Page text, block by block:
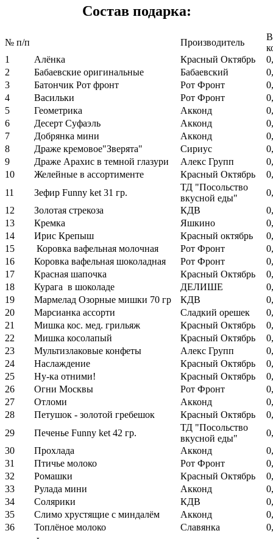
Состав подарка:
№ п/п Производитель
1
Алёнка Красный Октябрь
2
Бабаевские оригинальные Бабаевский
3
Батончик Рот фронт Рот Фронт
4
Васильки Рот Фронт
5
Геометрика Акконд
6
Десерт Суфаэль Акконд
7
Добрянка мини Акконд
8
Драже кремовое"Зверята" Сириус
9
Драже Арахис в темной глазури Алекс Групп
10
Желейные в ассортименте Красный Октябрь
11
Зефир Funny ket 31 гр.
ТД "Посольство
вкусной еды"
12
Золотая стрекоза КДВ
13
Кремка Яшкино
14
Ирис Крепыш Красный октябрь
15
Коровка вафельная молочная Рот Фронт
16
Коровка вафельная шоколадная Рот Фронт
17
Красная шапочка Красный Октябрь
18
Курага в шоколаде ДЕЛИШЕ
19
Мармелад Озорные мишки 70 гр КДВ
20
Марсианка ассорти Сладкий орешек
21
Мишка кос. мед. грильяж Красный Октябрь
22
Мишка косолапый Красный Октябрь
23
Мультизлаковые конфеты Алекс Групп
24
Наслаждение Красный Октябрь
25
Ну-ка отними! Красный Октябрь
26
Огни Москвы Рот Фронт
27
Отломи Акконд
28
Петушок - золотой гребешок Красный Октябрь
29
Печенье Funny ket 42 гр.
ТД "Посольство
вкусной еды"
30
Прохлада Акконд
31
Птичье молоко Рот Фронт
32
Ромашки Красный Октябрь
33
Рулада мини Акконд
34
Солярики КДВ
35
Слимо хрустящие с миндалём Акконд
36
Топлёное молоко Славянка